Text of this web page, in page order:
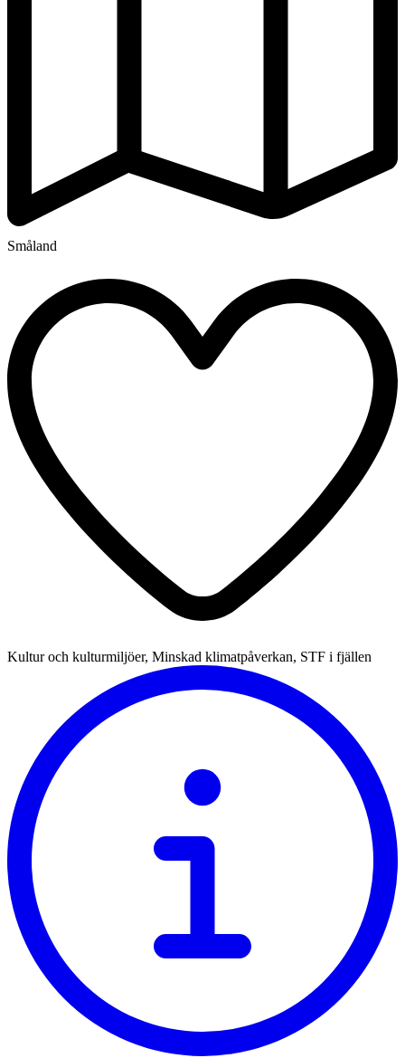
Småland
Kultur och kulturmiljöer, Minskad klimatpåverkan, STF i fjällen